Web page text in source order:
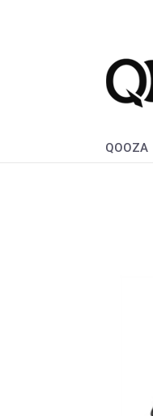
QOOZA